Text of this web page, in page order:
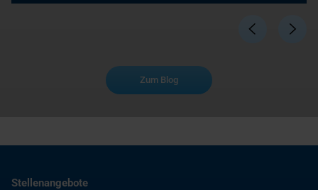
Zum Blog
Stellenangebote